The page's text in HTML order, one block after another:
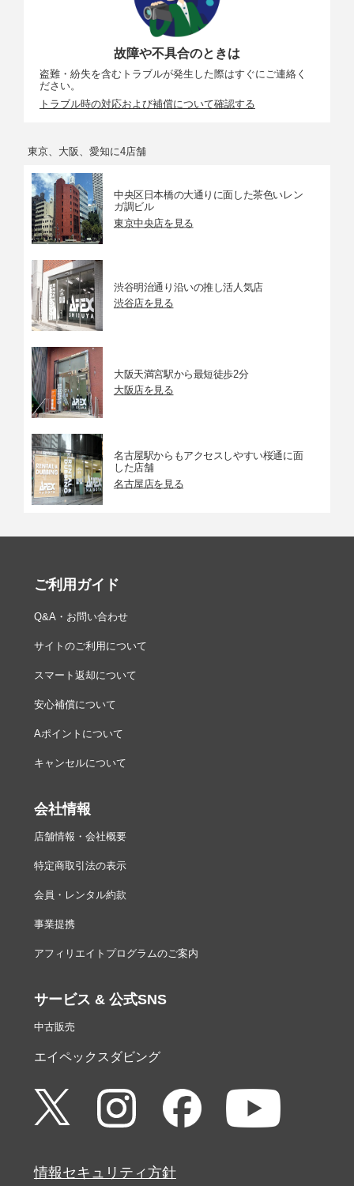
故障や不具合のときは
盗難・紛失を含むトラブルが発生した際はすぐにご連絡く
ださい。
トラブル時の対応および補償について確認する
東京、大阪、愛知に4店舗
中央区日本橋の大通りに面した茶色いレン
ガ調ビル
東京中央店を見る
渋谷明治通り沿いの推し活人気店
渋谷店を見る
大阪天満宮駅から最短徒歩2分
大阪店を見る
名古屋駅からもアクセスしやすい桜通に面
した店舗
名古屋店を見る
ご利用ガイド
Q&A・お問い合わせ
サイトのご利用について
スマート返却について
安心補償について
Aポイントについて
キャンセルについて
会社情報
店舗情報・会社概要
特定商取引法の表示
会員・レンタル約款
事業提携
アフィリエイトプログラムのご案内
サービス & 公式SNS
中古販売
エイペックスダビング
情報セキュリティ方針